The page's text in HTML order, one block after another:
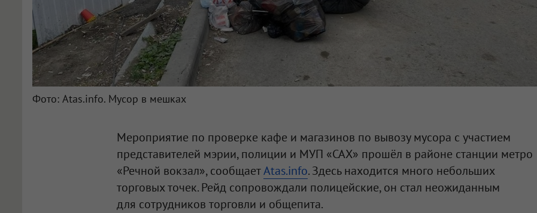
Фото: Atas.info. Мусор в мешках
Мероприятие по проверке кафе и магазинов по вывозу мусора с участием
представителей мэрии, полиции и МУП «САХ» прошёл в районе станции метро
«Речной вокзал», сообщаетAtas.info. Здесь находится много небольших
торговых точек. Рейд сопровождали полицейские, он стал неожиданным
для сотрудников торговли и общепита.